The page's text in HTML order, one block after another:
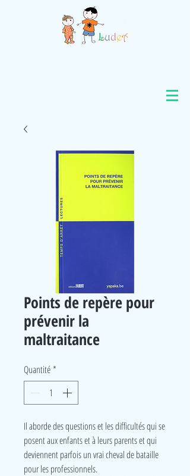
Points de repère pour
prévenir la
maltraitance
Quantité *
Il aborde des questions et les difficultés qui se
posent aux enfants et à leurs parents et qui
deviennent parfois un vrai cheval de bataille
pour les professionnels.